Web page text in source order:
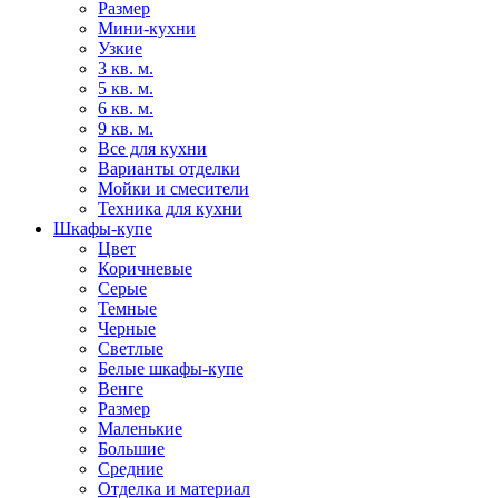
Размер
Мини-кухни
Узкие
3 кв. м.
5 кв. м.
6 кв. м.
9 кв. м.
Все для кухни
Варианты отделки
Мойки и смесители
Техника для кухни
Шкафы-купе
Цвет
Коричневые
Серые
Темные
Черные
Светлые
Белые шкафы-купе
Венге
Размер
Маленькие
Большие
Средние
Отделка и материал